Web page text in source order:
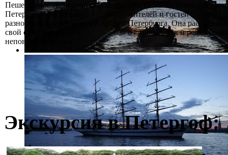
Пешеходные экскурсии по Санкт-
Петербургу настолько
разнообразны, что каждый найдёт
свой единственный и
неповторимый ма...
Это увлекательная
жителей и гостей Санкт-
Петербурга. Она
о главных, так и редко
Экскурсия в Петергоф: